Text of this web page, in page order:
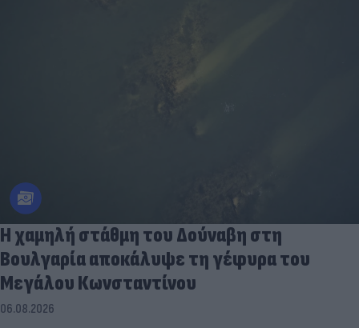
Η χαμηλή στάθμη του Δούναβη στη
Βουλγαρία αποκάλυψε τη γέφυρα του
Μεγάλου Κωνσταντίνου
06.08.2026